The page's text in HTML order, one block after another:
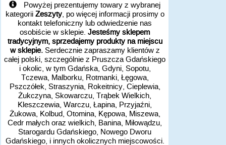
Powyżej prezentujemy towary z wybranej
kategorii Zeszyty, po więcej informacji prosimy o
kontakt telefoniczny lub odwiedzenie nas
osobiście w sklepie. Jesteśmy sklepem
tradycyjnym, sprzedajemy produkty na miejscu
w sklepie.Serdecznie zapraszamy klientów z
całej polski, szczególnie z Pruszcza Gdańskiego
i okolic, w tym Gdańska, Gdyni, Sopotu,
Tczewa, Malborku, Rotmanki, Łęgowa,
Pszczółek, Straszynia, Rokeitnicy, Cieplewia,
Żukczyna, Skowarczu, Trąbek Wielkich,
Kleszczewia, Warczu, Łapina, Przyjaźni,
Żukowa, Kolbud, Otomina, Kępowa, Miszewa,
Cedr małych oraz wielkich, Banina, Miłowądzu,
Starogardu Gdańskiego, Nowego Dworu
Gdańskiego, i innych okolicznych miejscowości.